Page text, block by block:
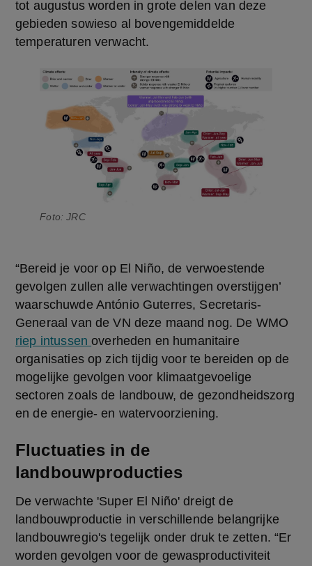
tot augustus worden in grote delen van deze
gebieden sowieso al bovengemiddelde
temperaturen verwacht.
Foto: JRC
“Bereid je voor op El Niño, de verwoestende
gevolgen zullen alle verwachtingen overstijgen’
waarschuwde António Guterres, Secretaris-
Generaal van de VN deze maand nog. De WMO
riep intussen overheden en humanitaire
organisaties op zich tijdig voor te bereiden op de
mogelijke gevolgen voor klimaatgevoelige
sectoren zoals de landbouw, de gezondheidszorg
en de energie- en watervoorziening.
Fluctuaties in de
landbouwproducties
De verwachte 'Super El Niño' dreigt de
landbouwproductie in verschillende belangrijke
landbouwregio's tegelijk onder druk te zetten. “Er
worden gevolgen voor de gewasproductiviteit